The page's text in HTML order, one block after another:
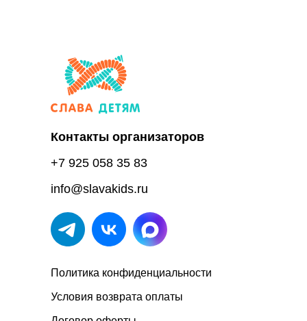
info@slavakids.ru
Контакты организаторов
+7 925 058 35 83
Политика конфиденциальности
Условия возврата оплаты